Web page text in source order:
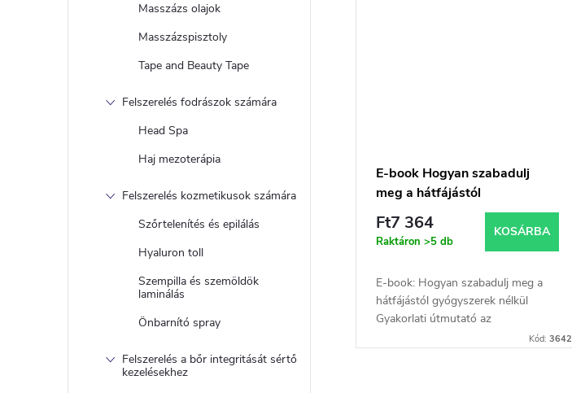
Masszázs olajok
Masszázspisztoly
Tape and Beauty Tape
Felszerelés fodrászok számára
Head Spa
Haj mezoterápia
Felszerelés kozmetikusok számára
Szőrtelenítés és epilálás
Hyaluron toll
Szempilla és szemöldök
laminálás
Önbarnító spray
Felszerelés a bőr integritását sértő
kezelésekhez
E-book Hogyan szabadulj
meg a hátfájástól
gyógyszerek nélkül - online
verzió
Ft7 364
Raktáron >5 db
KOSÁRBA
E-book: Hogyan szabadulj meg a
hátfájástól gyógyszerek nélkül
Gyakorlati útmutató az
egészségesebb hátért, a kevesebb
Kód:3642